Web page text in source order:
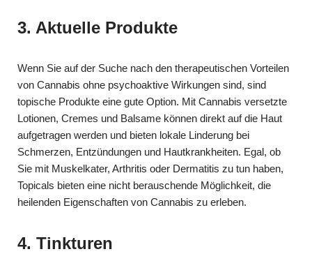
3. Aktuelle Produkte
Wenn Sie auf der Suche nach den therapeutischen Vorteilen
von Cannabis ohne psychoaktive Wirkungen sind, sind
topische Produkte eine gute Option. Mit Cannabis versetzte
Lotionen, Cremes und Balsame können direkt auf die Haut
aufgetragen werden und bieten lokale Linderung bei
Schmerzen, Entzündungen und Hautkrankheiten. Egal, ob
Sie mit Muskelkater, Arthritis oder Dermatitis zu tun haben,
Topicals bieten eine nicht berauschende Möglichkeit, die
heilenden Eigenschaften von Cannabis zu erleben.
4. Tinkturen